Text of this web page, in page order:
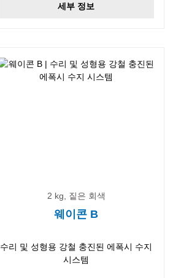
세부 정보
2 kg, 짙은 회색
웨이콘 B
수리 및 성형용 강철 충진된 에폭시 수지
시스템